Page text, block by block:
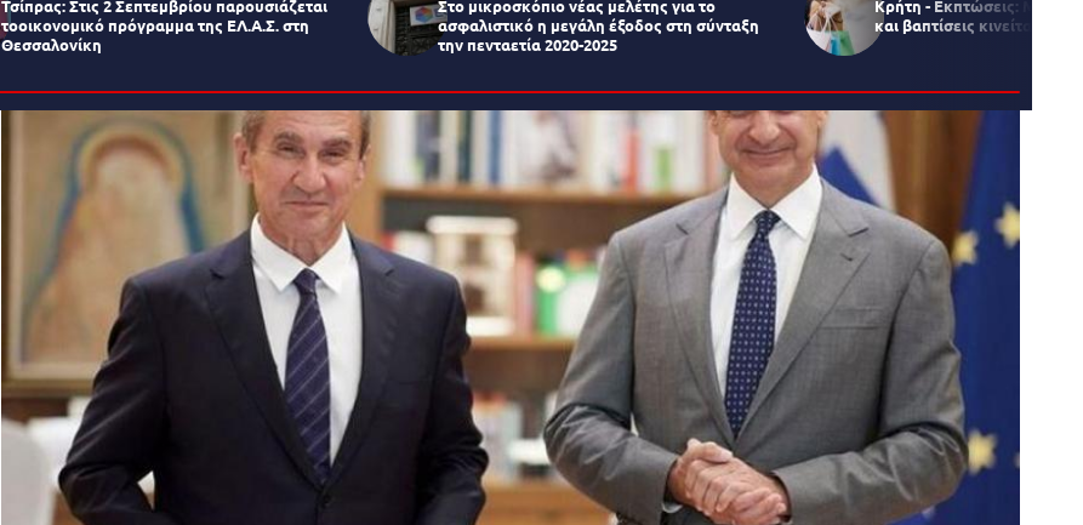
Τσίπρας: Στις 2 Σεπτεμβρίου παρουσιάζεται
τοοικονομικό πρόγραμμα της ΕΛ.Α.Σ. στη
Θεσσαλονίκη
Στο μικροσκόπιο νέας μελέτης για το
ασφαλιστικό η μεγάλη έξοδος στη σύνταξη
την πενταετία 2020-2025
Κρήτη - Εκπτώσεις: Με
και βαπτίσεις κινείται η